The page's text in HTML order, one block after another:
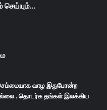
செய்யும்…
வாழ இதுபோன்ற
. தொடர்க தங்கள் இலக்கிய